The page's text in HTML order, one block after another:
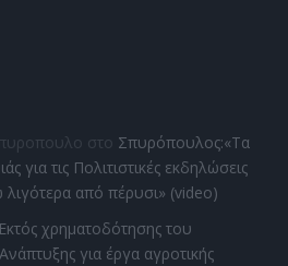
στο Σπυρόπουλος:«Τα
για τις Πολιτιστικές εκδηλώσεις
λιγότερα από πέρυσι» (video)
Εκτός χρηματοδότησης του
για έργα αγροτικής